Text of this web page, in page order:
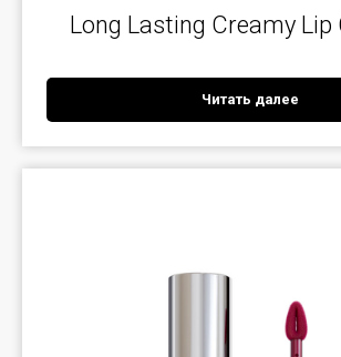
Long Lasting Creamy
Читать далее